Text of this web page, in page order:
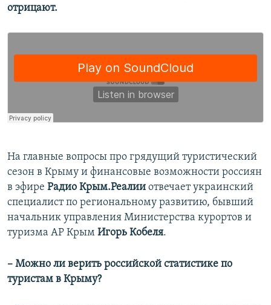
отрицают.
​На главные вопросы про грядущий туристический
сезон в Крыму и финансовые возможности россиян
в эфире Радио Крым.Реалии отвечает украинский
специалист по региональному развитию, бывший
начальник управления Министерства курортов и
туризма АР Крым Игорь Кобеля.
– Можно ли верить российской статистике по
туристам в Крыму?